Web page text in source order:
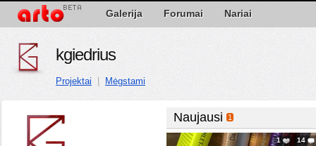
Galerija Forumai Nariai
kgiedrius
Projektai Mėgstami
Naujausi 1
1 14